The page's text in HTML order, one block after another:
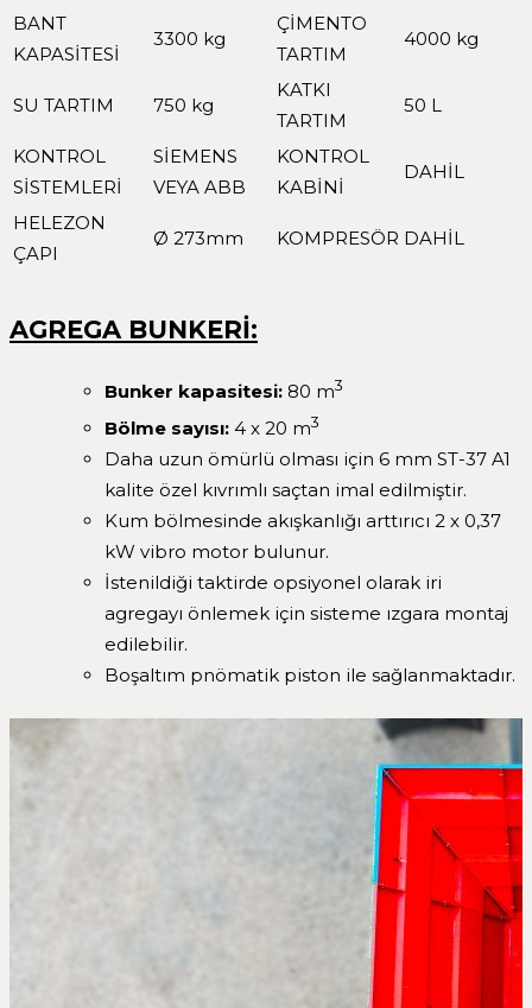
BANT
KAPASİTESİ
3300 kg
ÇİMENTO
TARTIM
4000 kg
SU TARTIM 750 kg
KATKI
TARTIM
50 L
KONTROL
SİSTEMLERİ
SİEMENS
VEYA ABB
KONTROL
KABİNİ
DAHİL
HELEZON
ÇAPI
Ø 273mm KOMPRESÖR DAHİL
AGREGA BUNKERİ:
Bunker kapasitesi: 80 m3
Bölme sayısı: 4 x 20 m3
Daha uzun ömürlü olması için 6 mm ST-37 A1
kalite özel kıvrımlı saçtan imal edilmiştir.
Kum bölmesinde akışkanlığı arttırıcı 2 x 0,37
kW vibro motor bulunur.
İstenildiği taktirde opsiyonel olarak iri
agregayı önlemek için sisteme ızgara montaj
edilebilir.
Boşaltım pnömatik piston ile sağlanmaktadır.